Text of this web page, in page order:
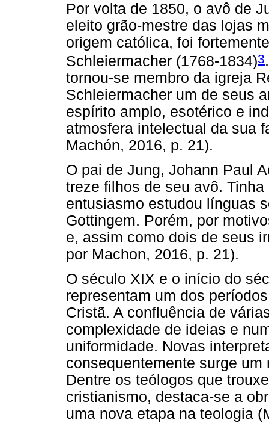
Por volta de 1850, o avô de
eleito grão-mestre das lojas
origem católica, foi
Schleiermacher (1768-1834)3
tornou-se membro da igreja
Schleiermacher um de seus
espírito amplo, esotérico e
atmosfera intelectual da sua
Machón, 2016, p. 21).
O pai de Jung, Johann Paul
treze filhos de seu avô.
entusiasmo estudou línguas
Gottingem. Porém, por
e, assim como dois de seus
por Machon, 2016, p. 21).
O século XIX e o início do
representam um dos
Cristã. A confluência de
complexidade de ideias e
uniformidade. Novas
consequentemente surge
Dentre os teólogos que
cristianismo, destaca-se a
uma nova etapa na teologia